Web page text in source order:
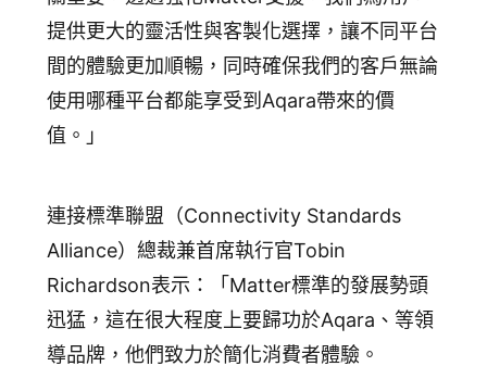
提供更大的靈活性與客製化選擇，讓不同平台
間的體驗更加順暢，同時確保我們的客戶無論
使用哪種平台都能享受到Aqara帶來的價
值。」
連接標準聯盟（Connectivity Standards
Alliance）總裁兼首席執行官Tobin
Richardson表示：「Matter標準的發展勢頭
迅猛，這在很大程度上要歸功於Aqara、等領
導品牌，他們致力於簡化消費者體驗。